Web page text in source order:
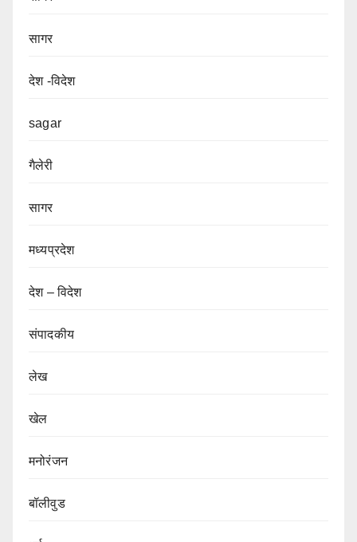
सागर
देश -विदेश
sagar
गैलेरी
सागर
मध्यप्रदेश
देश – विदेश
संपादकीय
लेख
खेल
मनोरंजन
बॉलीवुड